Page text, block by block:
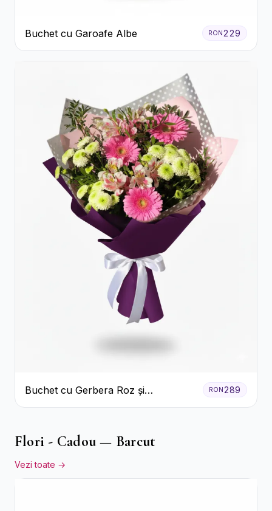
Buchet cu Garoafe Albe RON 229
Buchet cu Gerbera Roz și
Crizanteme Verzi
RON 289
Flori - Cadou — Barcut
Vezi toate →